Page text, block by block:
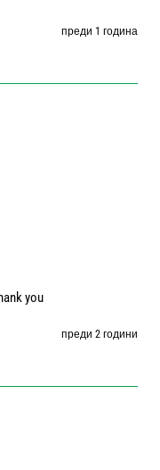
преди 1 година
you
преди 2 години